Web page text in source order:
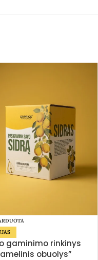
gaminimo rinkinys
obuolys”